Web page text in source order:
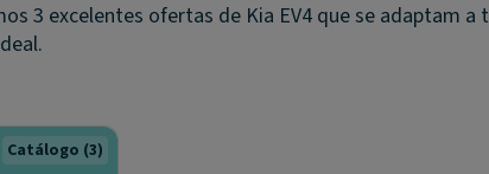
3 excelentes ofertas de Kia EV4 que se
Catálogo (3)